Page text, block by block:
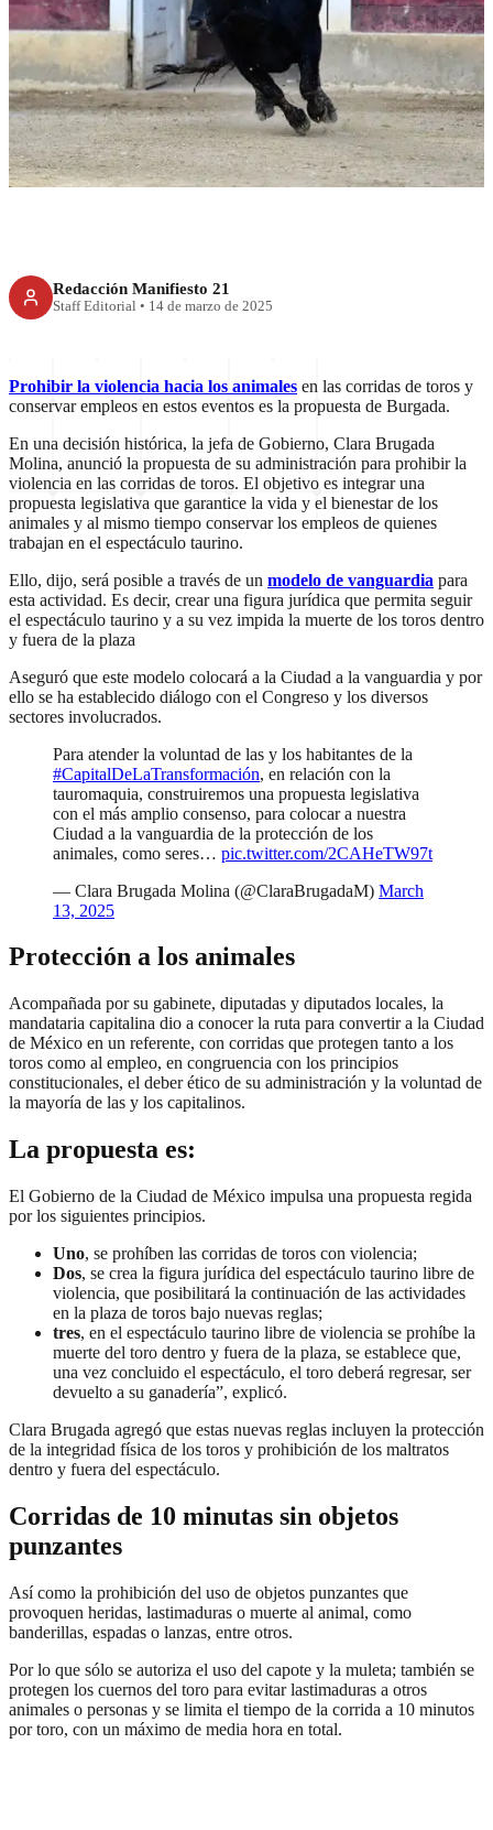
CDMX
Corridas de toros sí … pero sin
violencia, propone Brugada
Redacción Manifiesto 21
Staff Editorial • 14 de marzo de 2025
Prohibir la violencia hacia los animales en las corridas de toros y
conservar empleos en estos eventos es la propuesta de Burgada.
En una decisión histórica, la jefa de Gobierno, Clara Brugada
Molina, anunció la propuesta de su administración para prohibir la
violencia en las corridas de toros. El objetivo es integrar una
propuesta legislativa que garantice la vida y el bienestar de los
animales y al mismo tiempo conservar los empleos de quienes
trabajan en el espectáculo taurino.
Ello, dijo, será posible a través de un modelo de vanguardia para
esta actividad. Es decir, crear una figura jurídica que permita seguir
el espectáculo taurino y a su vez impida la muerte de los toros dentro
y fuera de la plaza
Aseguró que este modelo colocará a la Ciudad a la vanguardia y por
ello se ha establecido diálogo con el Congreso y los diversos
sectores involucrados.
Para atender la voluntad de las y los habitantes de la
#CapitalDeLaTransformación, en relación con la
tauromaquia, construiremos una propuesta legislativa
con el más amplio consenso, para colocar a nuestra
Ciudad a la vanguardia de la protección de los
animales, como seres… pic.twitter.com/2CAHeTW97t
— Clara Brugada Molina (@ClaraBrugadaM) March
13, 2025
Protección a los animales
Acompañada por su gabinete, diputadas y diputados locales, la
mandataria capitalina dio a conocer la ruta para convertir a la Ciudad
de México en un referente, con corridas que protegen tanto a los
toros como al empleo, en congruencia con los principios
constitucionales, el deber ético de su administración y la voluntad de
la mayoría de las y los capitalinos.
La propuesta es:
El Gobierno de la Ciudad de México impulsa una propuesta regida
por los siguientes principios.
Uno, se prohíben las corridas de toros con violencia;
Dos, se crea la figura jurídica del espectáculo taurino libre de
violencia, que posibilitará la continuación de las actividades
en la plaza de toros bajo nuevas reglas;
tres, en el espectáculo taurino libre de violencia se prohíbe la
muerte del toro dentro y fuera de la plaza, se establece que,
una vez concluido el espectáculo, el toro deberá regresar, ser
devuelto a su ganadería”, explicó.
Clara Brugada agregó que estas nuevas reglas incluyen la protección
de la integridad física de los toros y prohibición de los maltratos
dentro y fuera del espectáculo.
Corridas de 10 minutas sin objetos
punzantes
Así como la prohibición del uso de objetos punzantes que
provoquen heridas, lastimaduras o muerte al animal, como
banderillas, espadas o lanzas, entre otros.
Por lo que sólo se autoriza el uso del capote y la muleta; también se
protegen los cuernos del toro para evitar lastimaduras a otros
animales o personas y se limita el tiempo de la corrida a 10 minutos
por toro, con un máximo de media hora en total.